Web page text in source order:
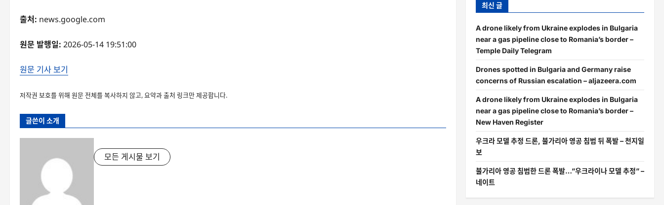
출처: news.google.com
원문 발행일: 2026-05-14 19:51:00
원문 기사 보기
저작권 보호를 위해 원문 전체를 복사하지 않고, 요약과 출처 링크만 제공합니다.
글쓴이 소개
모든 게시물 보기
최신 글
A drone likely from Ukraine explodes in Bulgaria
near a gas pipeline close to Romania’s border –
Temple Daily Telegram
Drones spotted in Bulgaria and Germany raise
concerns of Russian escalation – aljazeera.com
A drone likely from Ukraine explodes in Bulgaria
near a gas pipeline close to Romania’s border –
New Haven Register
우크라 모델 추정 드론, 불가리아 영공 침범 뒤 폭발 – 천지일
보
불가리아 영공 침범한 드론 폭발…”우크라이나 모델 추정” –
네이트